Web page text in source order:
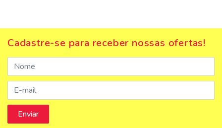
Cadastre-se para receber nossas ofertas!